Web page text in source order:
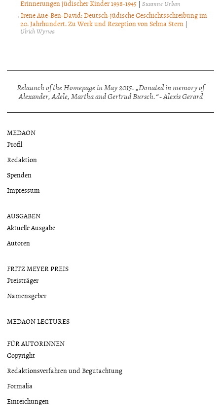
Erinnerungen jüdischer Kinder 1938-1945 | Susanne Urban
Irene Aue-Ben-David: Deutsch-jüdische Geschichtsschreibung im
20. Jahrhundert. Zu Werk und Rezeption von Selma Stern |
Ulrich Wyrwa
Relaunch of the Homepage in May 2015. „Donated in memory of
Alexander, Adele, Martha and Gertrud Bursch.“ - Alexis Gerard
MEDAON
Profil
Redaktion
Spenden
Impressum
AUSGABEN
Aktuelle Ausgabe
Autoren
FRITZ MEYER PREIS
Preisträger
Namensgeber
MEDAON LECTURES
FÜR AUTORINNEN
Copyright
Redaktionsverfahren und Begutachtung
Formalia
Einreichungen